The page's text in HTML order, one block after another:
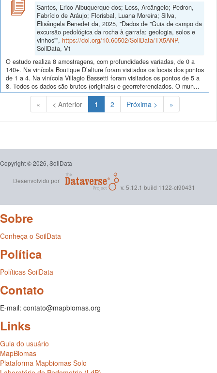
Santos, Erico Albuquerque dos; Loss, Arcângelo; Pedron,
Fabrício de Aráujo; Florisbal, Luana Moreira; Silva,
Elisângela Benedet da, 2025, "Dados de "Guia de campo da
excursão pedológica da rocha à garrafa: geologia, solos e
vinhos"", https://doi.org/10.60502/SoilData/TX5ANP,
SoilData, V1
O estudo realiza 8 amostragens, com profundidades variadas, de 0 a
140+. Na vinícola Boutique D’alture foram visitados os locais dos pontos
de 1 a 4. Na vinícola Villagio Bassetti foram visitados os pontos de 5 a
8. Todos os dados são brutos (originais) e georreferenciados. O mun...
« < Anterior 1 (Atual)
2 Próxima > »
Copyright © 2026, SoilData
Desenvolvido por
v. 5.12.1 build 1122-cf90431
Sobre
Conheça o SoilData
Política
Políticas SoilData
Contato
E-mail: contato@mapbiomas.org
Links
Guia do usuário
MapBiomas
Plataforma Mapbiomas Solo